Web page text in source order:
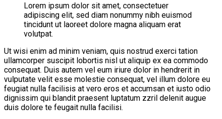
Lorem ipsum dolor sit amet, consectetuer
adipiscing elit, sed diam nonummy nibh euismod
tincidunt ut laoreet dolore magna aliquam erat
volutpat.
Ut wisi enim ad minim veniam, quis nostrud exerci tation
ullamcorper suscipit lobortis nisl ut aliquip ex ea commodo
consequat. Duis autem vel eum iriure dolor in hendrerit in
vulputate velit esse molestie consequat, vel illum dolore eu
feugiat nulla facilisis at vero eros et accumsan et iusto odio
dignissim qui blandit praesent luptatum zzril delenit augue
duis dolore te feugait nulla facilisi.